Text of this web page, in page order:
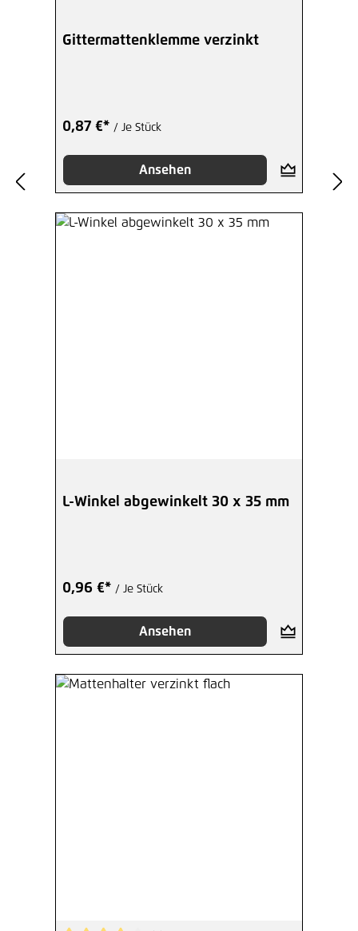
Gittermattenklemme verzinkt
0,87 €* / Je Stück
Ansehen
L-Winkel abgewinkelt 30 x 35 mm
0,96 €* / Je Stück
Ansehen